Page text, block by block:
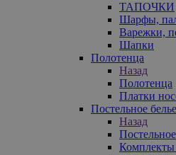
ТАПОЧКИ
Шарфы,
Варежки,
Шапки
Полотенца
Назад
Полотенца
Платки
Постельное белье
Назад
Комплекты